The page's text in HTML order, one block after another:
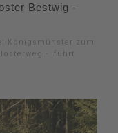
Bestwig -
Königsmünster zum
- führt